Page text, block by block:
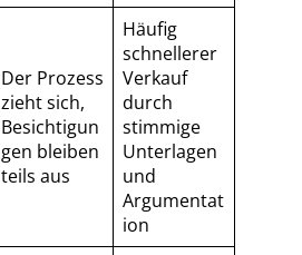
Der Prozess
zieht sich,
Besichtigun
gen bleiben
teils aus
Häufig
schnellerer
Verkauf
durch
stimmige
Unterlagen
und
Argumentat
ion